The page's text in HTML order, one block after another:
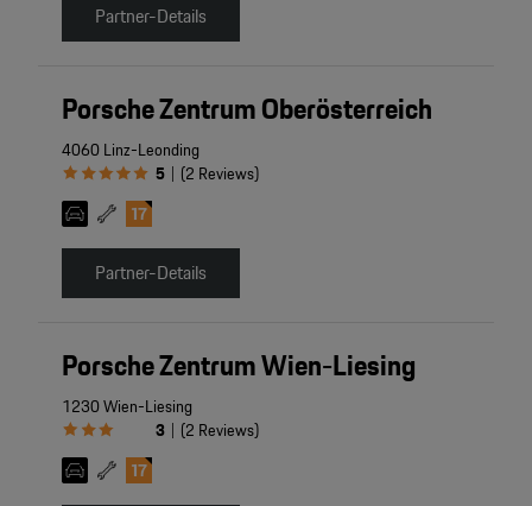
Partner-Details
Porsche Zentrum Oberösterreich
4060 Linz-Leonding
5 | (2 Reviews)
Partner-Details
Porsche Zentrum Wien-Liesing
1230 Wien-Liesing
3 | (2 Reviews)